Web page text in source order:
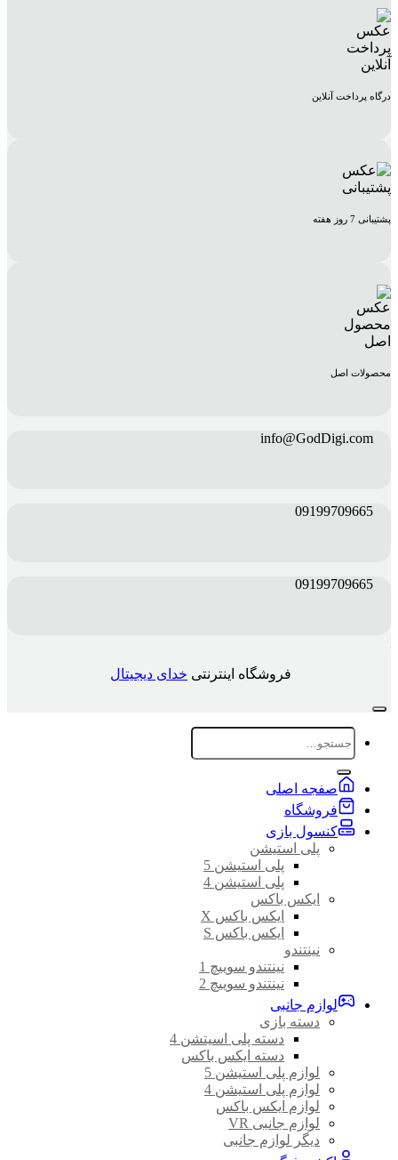
درگاه پرداخت آنلاین
پشتیبانی 7 روز هفته
محصولات اصل
info@GodDigi.com
09199709665
09199709665
فروشگاه اینترنتی خدای دیجیتال
جستجو
برای:
صفجه اصلی
فروشگاه
کنسول بازی
پلی استیشن
پلی استیشن 5
پلی استیشن 4
ایکس باکس
ایکس باکس X
ایکس باکس S
نینتندو
نینتندو سوییچ 1
نینتندو سوییچ 2
لوازم جانبی
دسته بازی
دسته پلی اسیتشن 4
دسته ایکس باکس
لوازم پلی استیشن 5
لوازم پلی استیشن 4
لوازم ایکس باکس
لوازم جانبی VR
دیگر لوازم جانبی